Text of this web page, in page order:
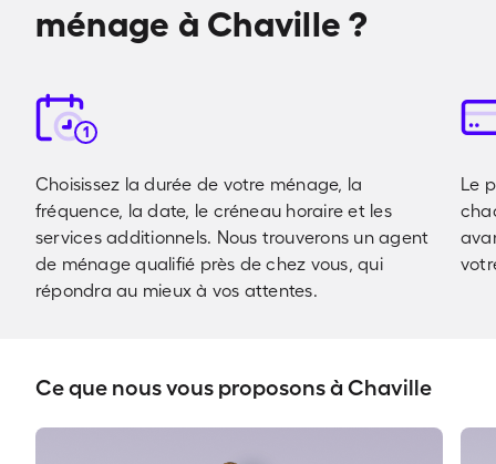
ménage à Chaville ?
1
Choisissez la durée de votre ménage, la
fréquence, la date, le créneau horaire et les
services additionnels. Nous trouverons un agent
de ménage qualifié près de chez vous, qui
répondra au mieux à vos attentes.
Le
Ce que nous vous proposons à Chaville